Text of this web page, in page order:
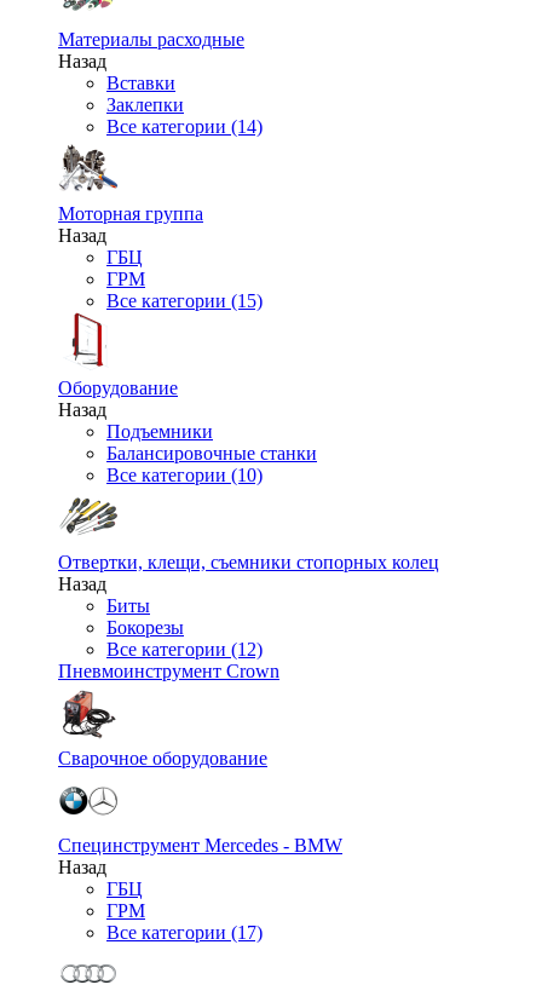
Материалы расходные
Назад
Вставки
Заклепки
Все категории (14)
Моторная группа
Назад
ГБЦ
ГРМ
Все категории (15)
Оборудование
Назад
Подъемники
Балансировочные станки
Все категории (10)
Отвертки, клещи, съемники стопорных колец
Назад
Биты
Бокорезы
Все категории (12)
Пневмоинструмент Crown
Сварочное оборудование
Специнструмент Mercedes - BMW
Назад
ГБЦ
ГРМ
Все категории (17)